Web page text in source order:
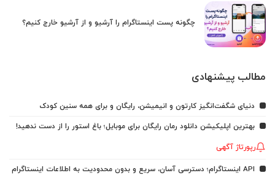
چگونه پست اینستاگرام را آرشیو و از آرشیو خارج کنیم؟
مطالب پیشنهادی
دنیای شگفت‌انگیز کارتون و انیمیشن، رایگان و برای همه سنین کودک
بهترین اپلیکیشن دانلود رمان رایگان برای موبایل؛ باغ استور را از دست ندهید!
رپورتاژ آگهی
API اینستاگرام؛ دسترسی آسان، سریع و بدون محدودیت به اطلاعات اینستاگرام